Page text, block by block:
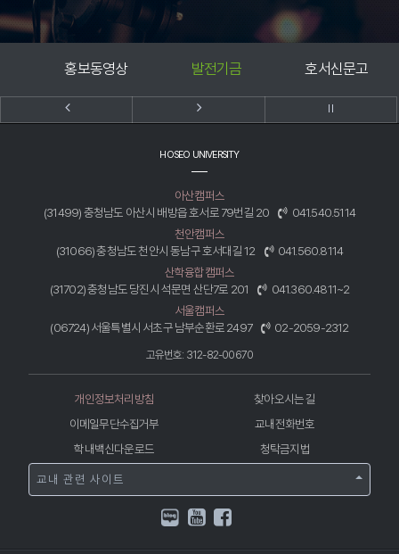
발전기금 호서신문고 인터넷증명발급
HOSEO UNIVERSITY
아산캠퍼스
(31499) 충청남도 아산시 배방읍 호서로 79번길 20
041.540.5114
천안캠퍼스
(31066) 충청남도 천안시 동남구 호서대길 12
041.560.8114
산학융합캠퍼스
(31702) 충청남도 당진시 석문면 산단7로 201
041.360.4811~2
서울캠퍼스
(06724) 서울특별시 서초구 남부순환로 2497
02-2059-2312
고유번호: 312-82-00670
개인정보처리방침
찾아오시는 길
이메일무단수집거부
교내전화번호
학내백신다운로드
청탁금지법
교내 관련 사이트